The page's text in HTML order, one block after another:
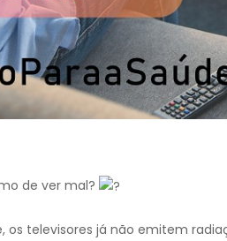
de ver mal?
os televisores já não emitem